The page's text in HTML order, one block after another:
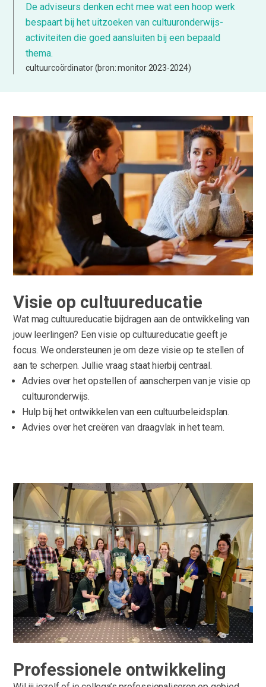
De adviseurs denken echt mee wat een hoop werk
bespaart bij het uitzoeken van cultuuronderwijs-
activiteiten die goed aansluiten bij een bepaald
thema.
cultuurcoördinator (bron: monitor 2023-2024)
Visie op cultuureducatie
Wat mag cultuureducatie bijdragen aan de ontwikkeling van
jouw leerlingen? Een visie op cultuureducatie geeft je
focus. We ondersteunen je om deze visie op te stellen of
aan te scherpen. Jullie vraag staat hierbij centraal.
Advies over het opstellen of aanscherpen van je visie op
cultuuronderwijs.
Hulp bij het ontwikkelen van een cultuurbeleidsplan.
Advies over het creëren van draagvlak in het team.
Professionele ontwikkeling